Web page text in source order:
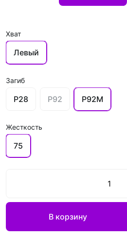
Хват
Левый
Загиб
P28 P92 P92M
Жесткость
75
В корзину